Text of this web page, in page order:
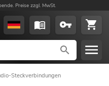
Preise zzgl. MwSt.
Steckverbindungen